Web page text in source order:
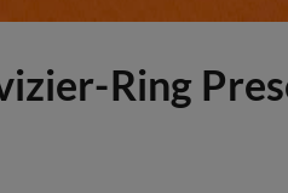
Ring